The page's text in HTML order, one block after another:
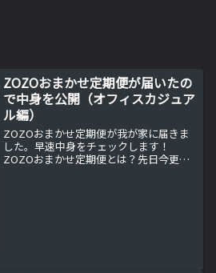
ZOZOおまかせ定期便が届いたの
で中身を公開（オフィスカジュア
ル編）
ZOZOおまかせ定期便が我が家に届きま
した。早速中身をチェックします！
ZOZOおまかせ定期便とは？先日今更な